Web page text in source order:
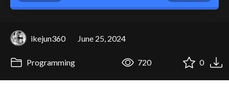
ikejun360 June 25, 2024
Programming 720 0